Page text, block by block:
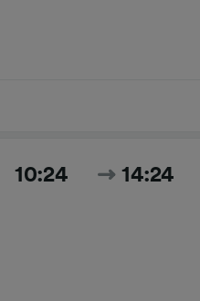
10:24 14:24